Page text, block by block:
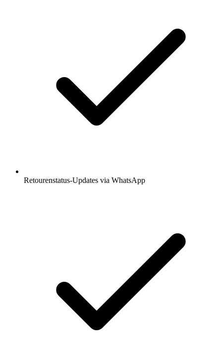
Retourenstatus-Updates via WhatsApp